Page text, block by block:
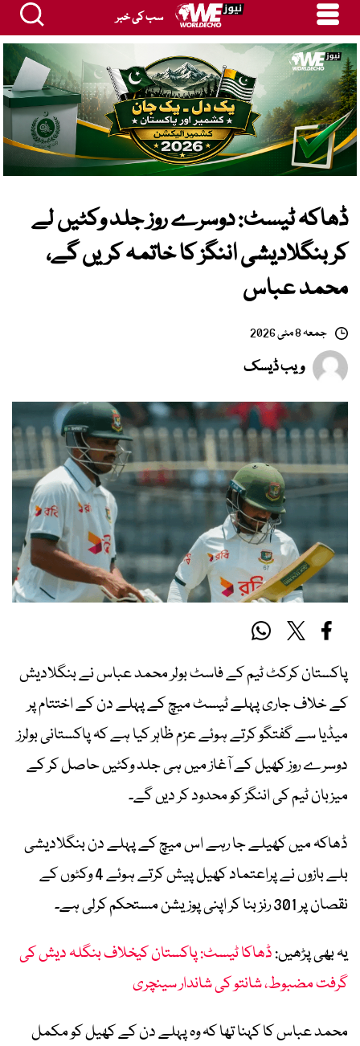
سب کی خبر
ڈھاکہ ٹیسٹ: دوسرے روز جلد وکٹیں لے
کر بنگلادیشی اننگز کا خاتمہ کریں گے،
محمد عباس
جمعہ 8 مئی 2026
ویب ڈیسک
پاکستان کرکٹ ٹیم کے فاسٹ بولر محمد عباس نے بنگلادیش
کے خلاف جاری پہلے ٹیسٹ میچ کے پہلے دن کے اختتام پر
میڈیا سے گفتگو کرتے ہوئے عزم ظاہر کیا ہے کہ پاکستانی بولرز
دوسرے روز کھیل کے آغاز میں ہی جلد وکٹیں حاصل کر کے
میزبان ٹیم کی اننگز کو محدود کر دیں گے۔
ڈھاکہ میں کھیلے جا رہے اس میچ کے پہلے دن بنگلادیشی
بلے بازوں نے پراعتماد کھیل پیش کرتے ہوئے 4 وکٹوں کے
نقصان پر 301 رنز بنا کر اپنی پوزیشن مستحکم کرلی ہے۔
یہ بھی پڑھیں:ڈھاکا ٹیسٹ: پاکستان کیخلاف بنگلہ دیش کی
گرفت مضبوط، شانتو کی شاندار سینچری
محمد عباس کا کہنا تھا کہ وہ پہلے دن کے کھیل کو مکمل